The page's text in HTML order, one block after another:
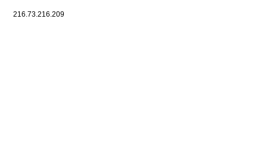
216.73.216.209